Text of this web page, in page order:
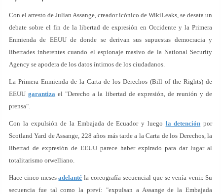
Con el arresto de Julian Assange, creador icónico de WikiLeaks, se desata un
debate sobre el fin de la libertad de expresión en Occidente y la Primera
Enmienda de EEUU de donde se derivan sus supuestas democracia y
libertades inherentes cuando el espionaje masivo de la National Security
Agency se apodera de los datos íntimos de los ciudadanos.
La Primera Enmienda de la Carta de los Derechos (Bill of the Rights) de
EEUUgarantiza el "Derecho a la libertad de expresión, de reunión y de
prensa".
Con la expulsión de la Embajada de Ecuador y luego la detención por
Scotland Yard de Assange, 228 años más tarde a la Carta de los Derechos, la
libertad de expresión de EEUU parece haber expirado para dar lugar al
totalitarismo orwelliano.
Hace cinco mesesadelanté la coreografía secuencial que se venía venir. Su
secuencia fue tal como la preví: "expulsan a Assange de la Embajada